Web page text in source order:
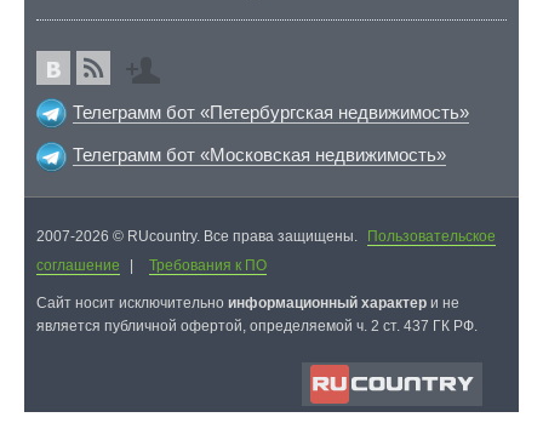
Телеграмм бот «Петербургская недвижимость»
Телеграмм бот «Московская недвижимость»
2007-2026 © RUcountry. Все права защищены.
Пользовательское
соглашение
| Требования к ПО
Cайт носит исключительно информационный характер и не
является публичной офертой, определяемой ч. 2 ст. 437 ГК РФ.